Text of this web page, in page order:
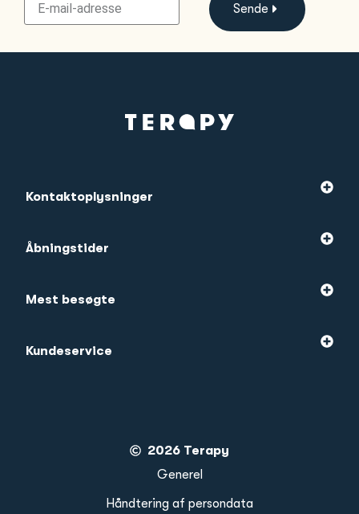
Sende
Kontaktoplysninger
Åbningstider
Mest besøgte
Kundeservice
2026 Terapy
Generel
Håndtering af persondata